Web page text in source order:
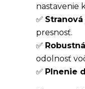
nastavenie
✅ Stranová
presnosť.
✅
odolnosť
✅ Plnenie